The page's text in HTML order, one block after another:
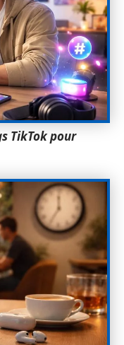
TikTok pour